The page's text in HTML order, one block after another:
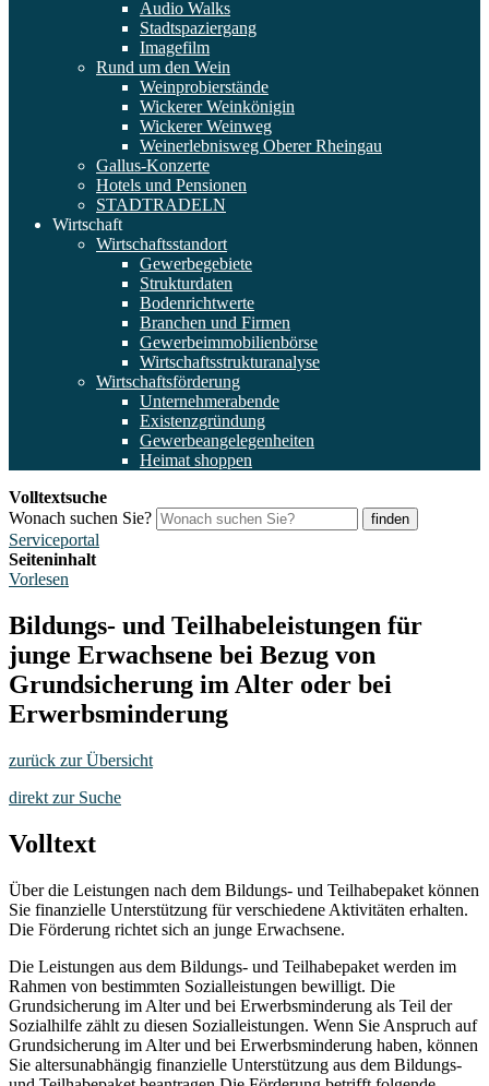
Audio Walks
Stadtspaziergang
Imagefilm
Rund um den Wein
Weinprobierstände
Wickerer Weinkönigin
Wickerer Weinweg
Weinerlebnisweg Oberer Rheingau
Gallus-Konzerte
Hotels und Pensionen
STADTRADELN
Wirtschaft
Wirtschaftsstandort
Gewerbegebiete
Strukturdaten
Bodenrichtwerte
Branchen und Firmen
Gewerbeimmobilienbörse
Wirtschaftsstrukturanalyse
Wirtschaftsförderung
Unternehmerabende
Existenzgründung
Gewerbeangelegenheiten
Heimat shoppen
Volltextsuche
Wonach suchen Sie?
finden
Serviceportal
Seiteninhalt
Vorlesen
Bildungs- und Teilhabeleistungen für
junge Erwachsene bei Bezug von
Grundsicherung im Alter oder bei
Erwerbsminderung
zurück zur Übersicht
direkt zur Suche
Volltext
Über die Leistungen nach dem Bildungs- und Teilhabepaket können
Sie finanzielle Unterstützung für verschiedene Aktivitäten erhalten.
Die Förderung richtet sich an junge Erwachsene.
Die Leistungen aus dem Bildungs- und Teilhabepaket werden im
Rahmen von bestimmten Sozialleistungen bewilligt. Die
Grundsicherung im Alter und bei Erwerbsminderung als Teil der
Sozialhilfe zählt zu diesen Sozialleistungen. Wenn Sie Anspruch auf
Grundsicherung im Alter und bei Erwerbsminderung haben, können
Sie altersunabhängig finanzielle Unterstützung aus dem Bildungs-